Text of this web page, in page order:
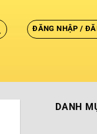
ĐĂNG NHẬP /
DANH